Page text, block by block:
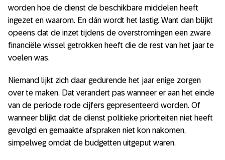
worden hoe de dienst de beschikbare middelen heeft
ingezet en waarom. En dán wordt het lastig. Want dan blijkt
opeens dat de inzet tijdens de overstromingen een zware
financiële wissel getrokken heeft die de rest van het jaar te
voelen was.
Niemand lijkt zich daar gedurende het jaar enige zorgen
over te maken. Dat verandert pas wanneer er aan het einde
van de periode rode cijfers gepresenteerd worden. Of
wanneer blijkt dat de dienst politieke prioriteiten niet heeft
gevolgd en gemaakte afspraken niet kon nakomen,
simpelweg omdat de budgetten uitgeput waren.